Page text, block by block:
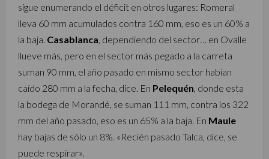
sigue enumerando el déficit en otros lugares: Romeral
lleva 60 mm acumulados contra 160 mm, eso es un 60% a
la baja. Casablanca , dependiendo del sector… en Ovalle
llueve más, pero en el sector más pegado a la carreta
suman 90 mm, el año pasado en mismo sector habían
caído 280 mm a la fecha, dice. En Pelequén , donde esta
la bodega de Morandé, se suman 111 mm, contra los 322
mm del año pasado, eso es un 65% a la baja. En Maule
hay bajas de sólo un 8%. «Recién pasado Talca, dice, se
puede respirar».